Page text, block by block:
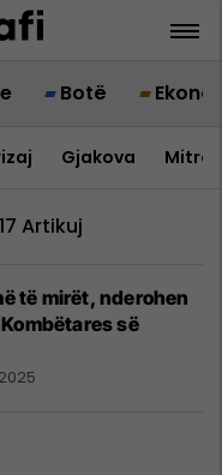
Botë
Gjakova
Artikuj
të mirët, nderohen
së